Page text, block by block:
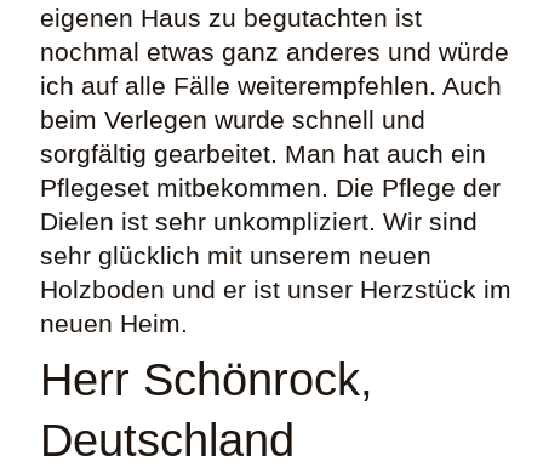
eigenen Haus zu begutachten ist
nochmal etwas ganz anderes und würde
ich auf alle Fälle weiterempfehlen. Auch
beim Verlegen wurde schnell und
sorgfältig gearbeitet. Man hat auch ein
Pflegeset mitbekommen. Die Pflege der
Dielen ist sehr unkompliziert. Wir sind
sehr glücklich mit unserem neuen
Holzboden und er ist unser Herzstück im
neuen Heim.
Herr Schönrock,
Deutschland